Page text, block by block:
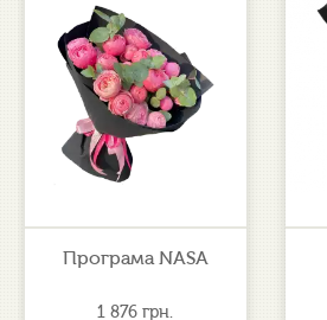
Програма NASA
1 876грн.